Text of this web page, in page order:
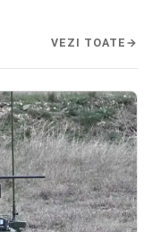
VEZI TOATE